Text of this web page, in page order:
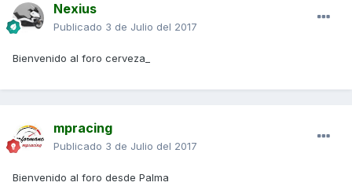
Nexius
Publicado 3 de Julio del 2017
Bienvenido al foro cerveza_
mpracing
Publicado 3 de Julio del 2017
Bienvenido al foro desde Palma